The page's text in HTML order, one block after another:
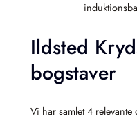
Ildsted
bogstaver
Vi har samlet 4